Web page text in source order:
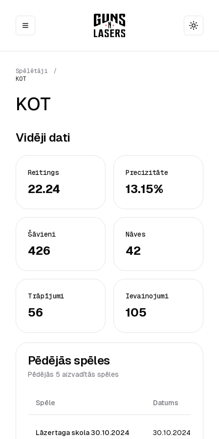
Toggle
Spēlētāji
/
KOT
KOT
Vidēji dati
Reitings
22.24
Precizitāte
13.15%
Šāvieni
426
Nāves
42
Trāpījumi
56
Ievainojumi
105
Pēdējās spēles
Pēdējās 5 aizvadītās spēles
Spēle Datums
Lāzertaga skola 30.10.2024 30.10.2024